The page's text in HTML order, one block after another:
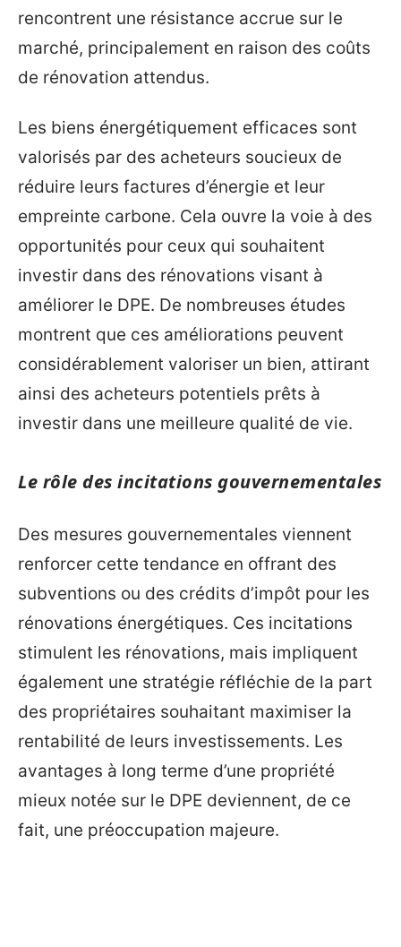
rencontrent une résistance accrue sur le
marché, principalement en raison des coûts
de rénovation attendus.
Les biens énergétiquement efficaces sont
valorisés par des acheteurs soucieux de
réduire leurs factures d’énergie et leur
empreinte carbone. Cela ouvre la voie à des
opportunités pour ceux qui souhaitent
investir dans des rénovations visant à
améliorer le DPE. De nombreuses études
montrent que ces améliorations peuvent
considérablement valoriser un bien, attirant
ainsi des acheteurs potentiels prêts à
investir dans une meilleure qualité de vie.
Le rôle des incitations gouvernementales
Des mesures gouvernementales viennent
renforcer cette tendance en offrant des
subventions ou des crédits d’impôt pour les
rénovations énergétiques. Ces incitations
stimulent les rénovations, mais impliquent
également une stratégie réfléchie de la part
des propriétaires souhaitant maximiser la
rentabilité de leurs investissements. Les
avantages à long terme d’une propriété
mieux notée sur le DPE deviennent, de ce
fait, une préoccupation majeure.